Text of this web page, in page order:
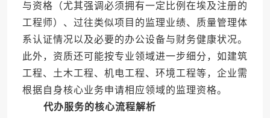
与资格（尤其强调必须拥有一定比例在埃及注册的
工程师）、过往类似项目的监理业绩、质量管理体
系认证情况以及必要的办公设备与财务健康状况。
此外，资质还可能按专业领域进一步细分，如建筑
工程、土木工程、机电工程、环境工程等，企业需
根据自身核心业务申请相应领域的监理资格。
代办服务的核心流程解析